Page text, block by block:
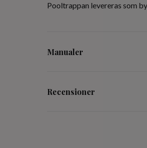
Pooltrappan levereras som
Manualer
Recensioner